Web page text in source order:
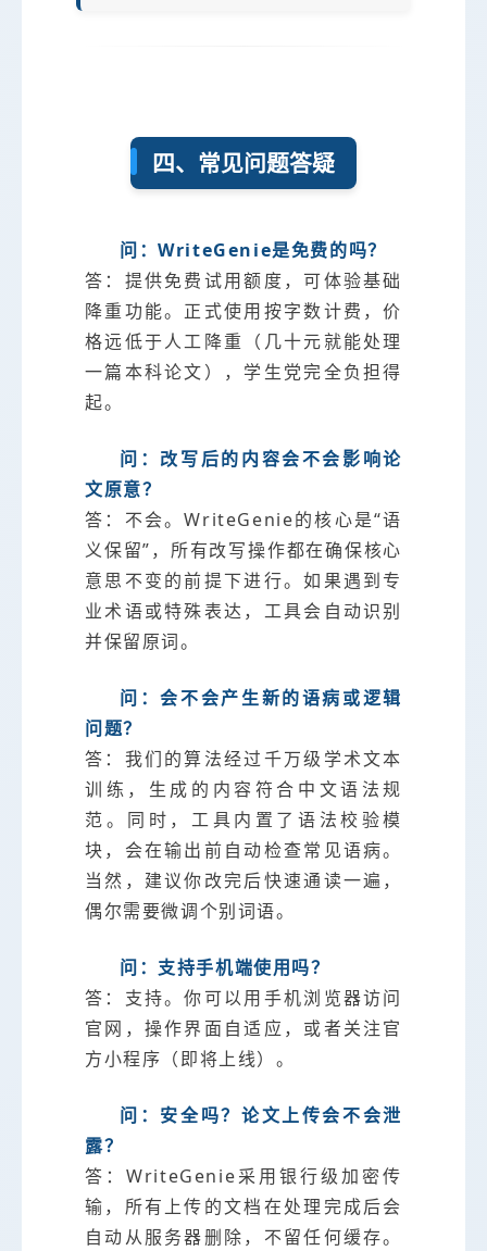
四、常见问题答疑
问：WriteGenie是免费的吗？
答：提供免费试用额度，可体验基础
降重功能。正式使用按字数计费，价
格远低于人工降重（几十元就能处理
一篇本科论文），学生党完全负担得
起。
问：改写后的内容会不会影响论
文原意？
答：不会。WriteGenie的核心是“语
义保留”，所有改写操作都在确保核心
意思不变的前提下进行。如果遇到专
业术语或特殊表达，工具会自动识别
并保留原词。
问：会不会产生新的语病或逻辑
问题？
答：我们的算法经过千万级学术文本
训练，生成的内容符合中文语法规
范。同时，工具内置了语法校验模
块，会在输出前自动检查常见语病。
当然，建议你改完后快速通读一遍，
偶尔需要微调个别词语。
问：支持手机端使用吗？
答：支持。你可以用手机浏览器访问
官网，操作界面自适应，或者关注官
方小程序（即将上线）。
问：安全吗？论文上传会不会泄
露？
答：WriteGenie采用银行级加密传
输，所有上传的文档在处理完成后会
自动从服务器删除，不留任何缓存。